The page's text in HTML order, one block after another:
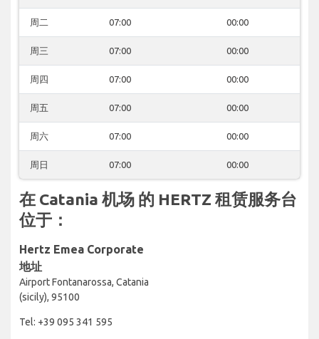
周二 07:00 00:00
周三 07:00 00:00
周四 07:00 00:00
周五 07:00 00:00
周六 07:00 00:00
周日 07:00 00:00
在 Catania 机场 的 HERTZ 租赁服务台
位于：
Hertz Emea Corporate
地址
Airport Fontanarossa, Catania
(sicily), 95100
Tel: +39 095 341 595